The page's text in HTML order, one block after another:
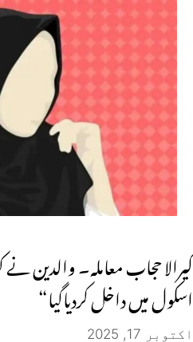
کیرالا حجاب معاملہ۔ والدین
اسکول میں داخل کردیاگیا“
اکتوبر 17, 2025